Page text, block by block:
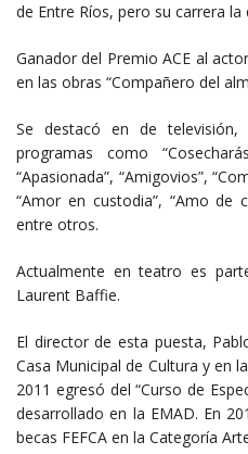
de Entre Ríos, pero su carrera
Ganador del Premio ACE al
en las obras “Compañero del
Se destacó en de
programas como
“Apasionada”, “Amigovios”,
“Amor en custodia”, “Amo de
entre otros.
Actualmente en teatro es
Laurent Baffie.
El director de esta puesta,
Casa Municipal de Cultura y en
2011 egresó del “Curso de
desarrollado en la EMAD. En
becas FEFCA en la Categoría